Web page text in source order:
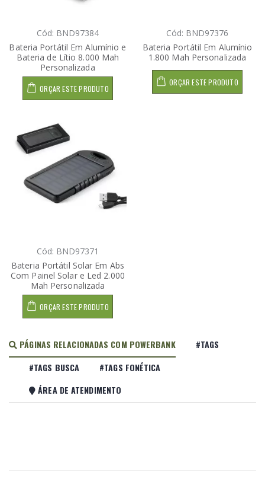
Cód: BND97384
Bateria Portátil Em Alumínio e
Bateria de Lítio 8.000 Mah
Personalizada
ORÇAR ESTE PRODUTO
Cód: BND97376
Bateria Portátil Em Alumínio
1.800 Mah Personalizada
ORÇAR ESTE PRODUTO
Cód: BND97371
Bateria Portátil Solar Em Abs
Com Painel Solar e Led 2.000
Mah Personalizada
ORÇAR ESTE PRODUTO
PÁGINAS RELACIONADAS COM POWERBANK
#TAGS
#TAGS BUSCA
#TAGS FONÉTICA
ÁREA DE ATENDIMENTO